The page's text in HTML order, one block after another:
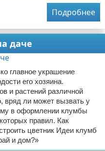
Подробнее
даче
главное украшение
его хозяина.
и растений различной
вряд ли может вызвать у
в оформлении клумбы
правил. Как
цветник Идеи клумб
и дом?»